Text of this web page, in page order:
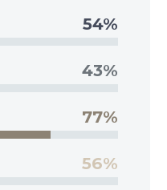
54%
43%
77%
56%